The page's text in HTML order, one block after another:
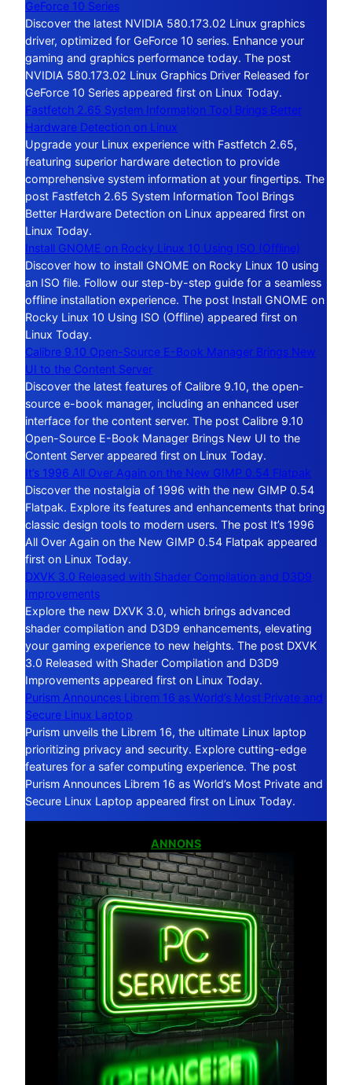
GeForce 10 Series
Discover the latest NVIDIA 580.173.02 Linux graphics
driver, optimized for GeForce 10 series. Enhance your
gaming and graphics performance today. The post
NVIDIA 580.173.02 Linux Graphics Driver Released for
GeForce 10 Series appeared first on Linux Today.
Fastfetch 2.65 System Information Tool Brings Better
Hardware Detection on Linux
Upgrade your Linux experience with Fastfetch 2.65,
featuring superior hardware detection to provide
comprehensive system information at your fingertips. The
post Fastfetch 2.65 System Information Tool Brings
Better Hardware Detection on Linux appeared first on
Linux Today.
Install GNOME on Rocky Linux 10 Using ISO (Offline)
Discover how to install GNOME on Rocky Linux 10 using
an ISO file. Follow our step-by-step guide for a seamless
offline installation experience. The post Install GNOME on
Rocky Linux 10 Using ISO (Offline) appeared first on
Linux Today.
Calibre 9.10 Open-Source E-Book Manager Brings New
UI to the Content Server
Discover the latest features of Calibre 9.10, the open-
source e-book manager, including an enhanced user
interface for the content server. The post Calibre 9.10
Open-Source E-Book Manager Brings New UI to the
Content Server appeared first on Linux Today.
It’s 1996 All Over Again on the New GIMP 0.54 Flatpak
Discover the nostalgia of 1996 with the new GIMP 0.54
Flatpak. Explore its features and enhancements that bring
classic design tools to modern users. The post It’s 1996
All Over Again on the New GIMP 0.54 Flatpak appeared
first on Linux Today.
DXVK 3.0 Released with Shader Compilation and D3D9
Improvements
Explore the new DXVK 3.0, which brings advanced
shader compilation and D3D9 enhancements, elevating
your gaming experience to new heights. The post DXVK
3.0 Released with Shader Compilation and D3D9
Improvements appeared first on Linux Today.
Purism Announces Librem 16 as World’s Most Private and
Secure Linux Laptop
Purism unveils the Librem 16, the ultimate Linux laptop
prioritizing privacy and security. Explore cutting-edge
features for a safer computing experience. The post
Purism Announces Librem 16 as World’s Most Private and
Secure Linux Laptop appeared first on Linux Today.
ANNONS